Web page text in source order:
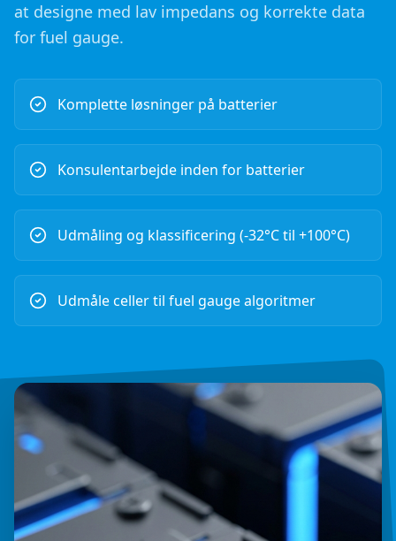
at designe med lav impedans og korrekte data
for fuel gauge.
Komplette løsninger på batterier
Konsulentarbejde inden for batterier
Udmåling og klassificering (-32°C til +100°C)
Udmåle celler til fuel gauge algoritmer